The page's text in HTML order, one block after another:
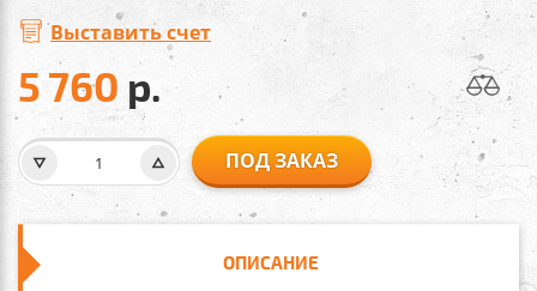
Выставить счет
5 760 р.
ПОД ЗАКАЗ
ОПИСАНИЕ